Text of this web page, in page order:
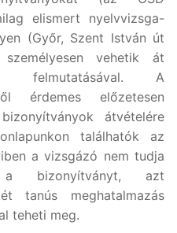
elismert nyelvvizsga-
(Győr, Szent István út
vehetik át
felmutatásával. A
érdemes előzetesen
átvételére
találhatók az
a vizsgázó nem tudja
a bizonyítványt, azt
tanús meghatalmazás
teheti meg.